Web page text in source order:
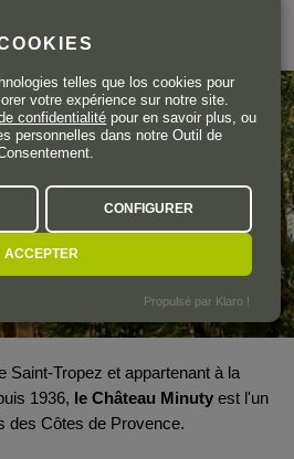
Saint-Tropez et appartenant à la
1936, le Château Minuty est l'un
des Côtes de Provence.
telles que los cookies pour
votre expérience sur notre site.
confidentialité pour en savoir plus, ou
personnelles dans notre Outil de
CONFIGURER
ACCEPTER
Propulsé par Klaro !